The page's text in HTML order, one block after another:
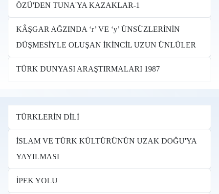
ÖZÜ'DEN TUNA'YA KAZAKLAR-1
KÂŞGAR AĞZINDA ‘r’ VE ‘y’ ÜNSÜZLERİNİN
DÜŞMESİYLE OLUŞAN İKİNCİL UZUN ÜNLÜLER
TÜRK DUNYASI ARAŞTIRMALARI 1987
TÜRKLERİN DİLİ
İSLAM VE TÜRK KÜLTÜRÜNÜN UZAK DOĞU'YA
YAYILMASI
İPEK YOLU